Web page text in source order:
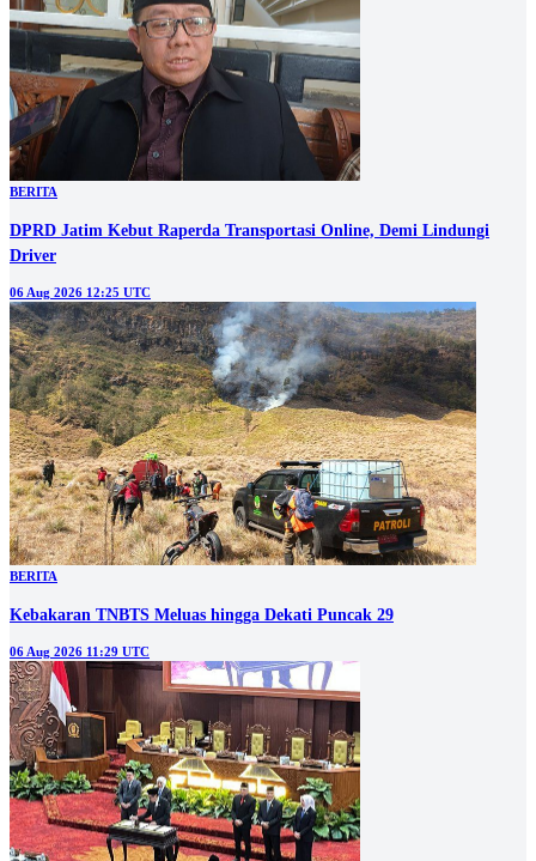
BERITA
DPRD Jatim Kebut Raperda Transportasi Online, Demi Lindungi
Driver
06 Aug 2026 12:25 UTC
BERITA
Kebakaran TNBTS Meluas hingga Dekati Puncak 29
06 Aug 2026 11:29 UTC